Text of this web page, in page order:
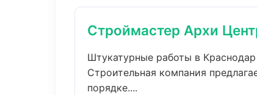
Строймастер Архи
Штукатурные работы в Краснодар
Строительная компания
порядке....